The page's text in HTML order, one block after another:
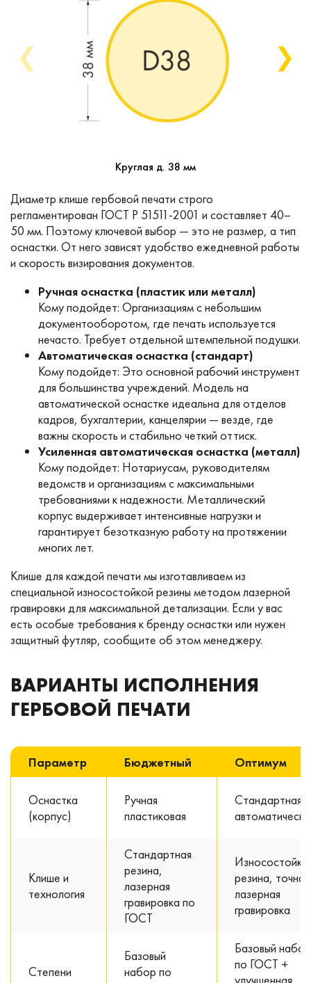
Круглая д. 38 мм
❮ ❯
Диаметр клише гербовой печати строго
регламентирован ГОСТ Р 51511-2001 и составляет 40–
50 мм. Поэтому ключевой выбор — это не размер, а тип
оснастки. От него зависят удобство ежедневной работы
и скорость визирования документов.
Ручная оснастка (пластик или металл)
Кому подойдет: Организациям с небольшим
документооборотом, где печать используется
нечасто. Требует отдельной штемпельной подушки.
Автоматическая оснастка (стандарт)
Кому подойдет: Это основной рабочий инструмент
для большинства учреждений. Модель на
автоматической оснастке идеальна для отделов
кадров, бухгалтерии, канцелярии — везде, где
важны скорость и стабильно четкий оттиск.
Усиленная автоматическая оснастка (металл)
Кому подойдет: Нотариусам, руководителям
ведомств и организациям с максимальными
требованиями к надежности. Металлический
корпус выдерживает интенсивные нагрузки и
гарантирует безотказную работу на протяжении
многих лет.
Клише для каждой печати мы изготавливаем из
специальной износостойкой резины методом лазерной
гравировки для максимальной детализации. Если у вас
есть особые требования к бренду оснастки или нужен
защитный футляр, сообщите об этом менеджеру.
ВАРИАНТЫ ИСПОЛНЕНИЯ
ГЕРБОВОЙ ПЕЧАТИ
Параметр Бюджетный Оптимум
Оснастка
(корпус)
Ручная
пластиковая
Стандартная
Клише и
технология
Стандартная
резина,
лазерная
гравировка по
ГОСТ
резина, точная
лазерная
гравировка
Степени
Базовый
набор по
Базовый набор
по ГОСТ +